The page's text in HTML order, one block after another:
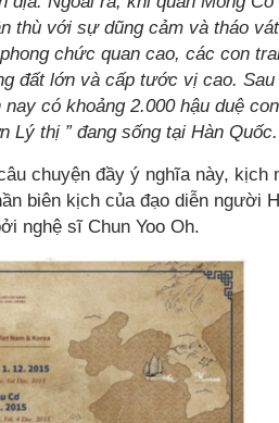
thù với sự dũng cảm và tháo
chức quan cao, các con
đất lớn và cấp tước vị cao. Sau
có khoảng 2.000 hậu duệ
Lý thị ” đang sống tại Hàn
chuyện đầy ý nghĩa này, kịch
biên kịch của đạo diễn người
nghệ sĩ Chun Yoo Oh.